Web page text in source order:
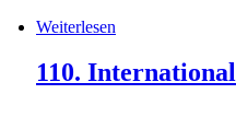
Weiterlesen
110.